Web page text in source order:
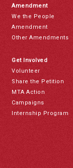
Amendment
We the People
Amendment
Other Amendments
Get Involved
Volunteer
Share the Petition
MTA Action
Campaigns
Internship Program